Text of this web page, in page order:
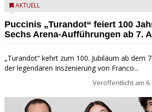
Turandot in der Arena von Verona - Ennevi für
AKTUELL
Puccinis „Turandot“ feiert 100
Sechs Arena-Aufführungen ab 7.
„Turandot“ kehrt zum 100. Jubiläum ab dem
der legendären Inszenierung von Franco...
Veröffentlicht am